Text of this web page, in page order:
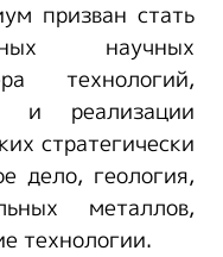
призван стать
научных
технологий,
и реализации
стратегически
дело, геология,
металлов,
технологии.